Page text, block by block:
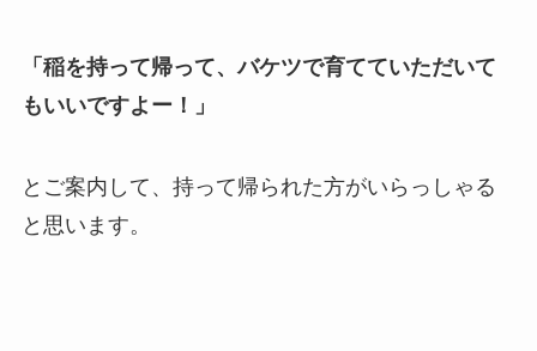
「稲を持って帰って、バケツで育てていただいて
もいいですよー！」
とご案内して、持って帰られた方がいらっしゃる
と思います。